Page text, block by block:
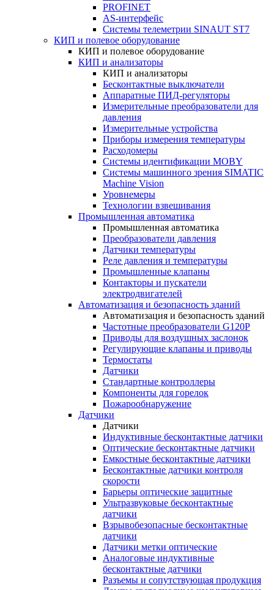
PROFINET
AS-интерфейс
Системы телеметрии SINAUT ST7
КИП и полевое оборудование
КИП и полевое оборудование
КИП и анализаторы
КИП и анализаторы
Бесконтактные выключатели
Аппаратные ПИД-регуляторы
Измерительные преобразователи для
давления
Измерительные устройства
Приборы измерения температуры
Расходомеры
Системы идентификации MOBY
Системы машинного зрения SIMATIC
Machine Vision
Уровнемеры
Технологии взвешивания
Промышленная автоматика
Промышленная автоматика
Преобразователи давления
Датчики температуры
Реле давления и температуры
Промышленные клапаны
Контакторы и пускатели
электродвигателей
Автоматизация и безопасность зданий
Автоматизация и безопасность зданий
Частотные преобразователи G120P
Приводы для воздушных заслонок
Регулирующие клапаны и приводы
Термостаты
Датчики
Стандартные контроллеры
Компоненты для горелок
Пожарообнаружение
Датчики
Датчики
Индуктивные бесконтактные датчики
Оптические бесконтактные датчики
Емкостные бесконтактные датчики
Бесконтактные датчики контроля
скорости
Барьеры оптические защитные
Ультразвуковые бесконтактные
датчики
Взрывобезопасные бесконтактные
датчики
Датчики метки оптические
Аналоговые индуктивные
бесконтактные датчики
Разъемы и сопутствующая продукция